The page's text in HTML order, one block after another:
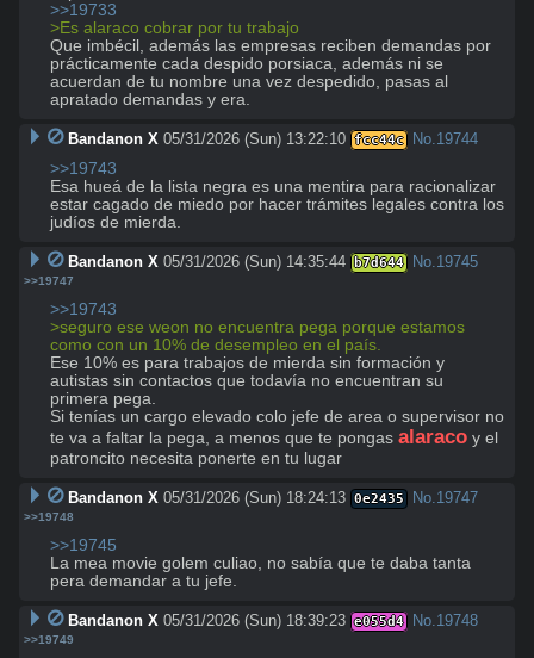
>>19733
>Es alaraco cobrar por tu trabajo
Que imbécil, además las empresas reciben demandas por
prácticamente cada despido porsiaca, además ni se
acuerdan de tu nombre una vez despedido, pasas al
apratado demandas y era.
Bandanon X 05/31/2026 (Sun) 13:22:10 fcc44c No.19744
>>19743
Esa hueá de la lista negra es una mentira para racionalizar
estar cagado de miedo por hacer trámites legales contra los
judíos de mierda.
Bandanon X 05/31/2026 (Sun) 14:35:44 b7d644 No.19745
>>19747
>>19743
>seguro ese weon no encuentra pega porque estamos
como con un 10% de desempleo en el país.
Ese 10% es para trabajos de mierda sin formación y
autistas sin contactos que todavía no encuentran su
primera pega.
Si tenías un cargo elevado colo jefe de area o supervisor no
te va a faltar la pega, a menos que te pongas alaraco y el
patroncito necesita ponerte en tu lugar
Bandanon X 05/31/2026 (Sun) 18:24:13 0e2435 No.19747
>>19748
>>19745
La mea movie golem culiao, no sabía que te daba tanta
pera demandar a tu jefe.
Bandanon X 05/31/2026 (Sun) 18:39:23 e055d4 No.19748
>>19749